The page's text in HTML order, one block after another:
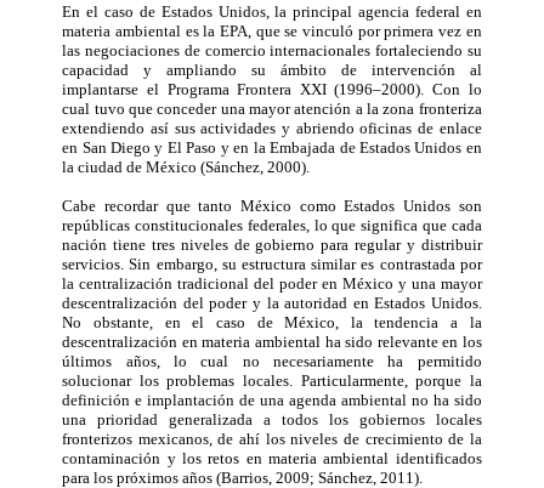
En el caso de Estados Unidos, la principal agencia federal en
materia ambiental es la EPA, que se vinculó por primera vez en
las negociaciones de comercio internacionales fortaleciendo su
capacidad y ampliando su ámbito de intervención al
implantarse el Programa Frontera XXI (1996–2000). Con lo
cual tuvo que conceder una mayor atención a la zona fronteriza
extendiendo así sus actividades y abriendo oficinas de enlace
en San Diego y El Paso y en la Embajada de Estados Unidos en
la ciudad de México (Sánchez, 2000).
Cabe recordar que tanto México como Estados Unidos son
repúblicas constitucionales federales, lo que significa que cada
nación tiene tres niveles de gobierno para regular y distribuir
servicios. Sin embargo, su estructura similar es contrastada por
la centralización tradicional del poder en México y una mayor
descentralización del poder y la autoridad en Estados Unidos.
No obstante, en el caso de México, la tendencia a la
descentralización en materia ambiental ha sido relevante en los
últimos años, lo cual no necesariamente ha permitido
solucionar los problemas locales. Particularmente, porque la
definición e implantación de una agenda ambiental no ha sido
una prioridad generalizada a todos los gobiernos locales
fronterizos mexicanos, de ahí los niveles de crecimiento de la
contaminación y los retos en materia ambiental identificados
para los próximos años (Barrios, 2009; Sánchez, 2011).